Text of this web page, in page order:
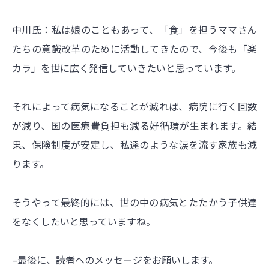
中川氏：私は娘のこともあって、「食」を担うママさん
たちの意識改革のために活動してきたので、今後も「楽
カラ」を世に広く発信していきたいと思っています。
それによって病気になることが減れば、病院に行く回数
が減り、国の医療費負担も減る好循環が生まれます。結
果、保険制度が安定し、私達のような涙を流す家族も減
ります。
そうやって最終的には、世の中の病気とたたかう子供達
をなくしたいと思っていますね。
–最後に、読者へのメッセージをお願いします。